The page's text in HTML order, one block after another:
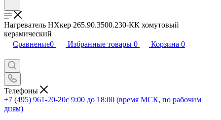
Нагреватель НХкер 265.90.3500.230-КК хомутовый
керамический
Сравнение0 Избранные товары 0 Корзина 0
Телефоны
+7 (495) 961-20-20с 9:00 до 18:00 (время МСК, по рабочим
дням)